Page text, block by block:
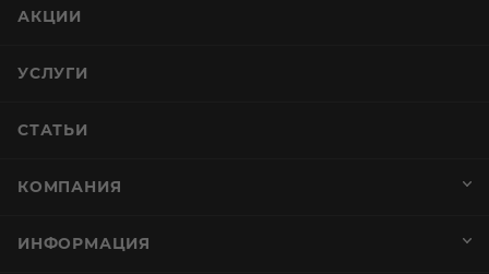
АКЦИИ
УСЛУГИ
СТАТЬИ
КОМПАНИЯ
ИНФОРМАЦИЯ